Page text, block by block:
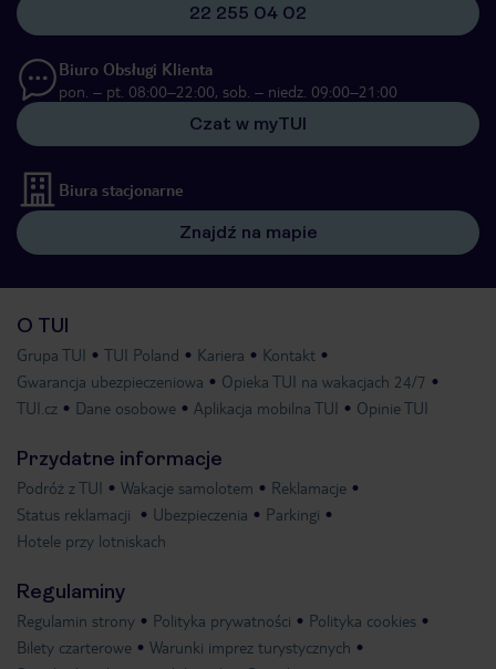
22 255 04 02
Biuro Obsługi Klienta
pon. – pt. 08:00–22:00, sob. – niedz. 09:00–21:00
Czat w myTUI
Biura stacjonarne
Znajdź na mapie
O TUI
Grupa TUI TUI Poland Kariera
Kontakt
Gwarancja ubezpieczeniowa
Opieka TUI na wakacjach 24/7
TUI.cz
Dane osobowe Aplikacja mobilna TUI Opinie TUI
Przydatne informacje
Podróż z TUI Wakacje samolotem
Reklamacje
Status reklamacji
Ubezpieczenia
Parkingi
Hotele przy lotniskach
Regulaminy
Regulamin strony Polityka prywatności
Polityka cookies
Bilety czarterowe
Warunki imprez turystycznych